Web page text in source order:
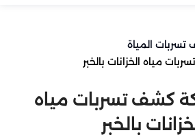
المياة
مياه الخزانات بالخبر
كشف تسربات مياه
بالخبر